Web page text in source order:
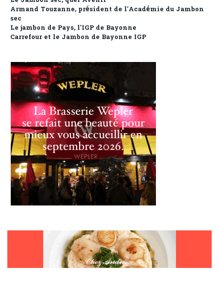
Armand Touzanne, président de l’Académie du Jambon
sec
Le jambon de Pays, l’IGP de Bayonne
Carrefour et le Jambon de Bayonne IGP